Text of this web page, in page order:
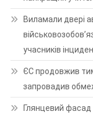
Виламали двері
учасників
ЄС продовжив
запровадив
Глянцевий